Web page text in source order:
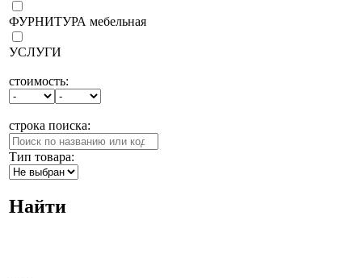
ФУРНИТУРА мебельная
УСЛУГИ
стоимость:
строка поиска:
Тип товара:
Найти